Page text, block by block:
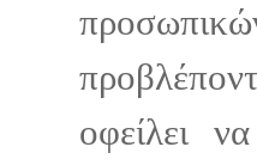
οφείλει